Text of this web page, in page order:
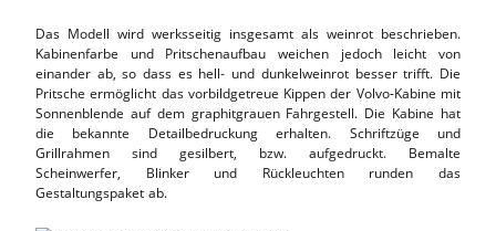
Das Modell wird werksseitig insgesamt als weinrot beschrieben.
Kabinenfarbe und Pritschenaufbau weichen jedoch leicht von
einander ab, so dass es hell- und dunkelweinrot besser trifft. Die
Pritsche ermöglicht das vorbildgetreue Kippen der Volvo-Kabine mit
Sonnenblende auf dem graphitgrauen Fahrgestell. Die Kabine hat
die bekannte Detailbedruckung erhalten. Schriftzüge und
Grillrahmen sind gesilbert, bzw. aufgedruckt. Bemalte
Scheinwerfer, Blinker und Rückleuchten runden das
Gestaltungspaket ab.